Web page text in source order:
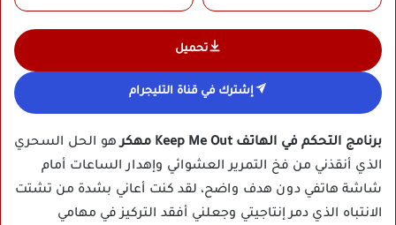
تحميل
إشترك في قناة التليجرام
برنامج التحكم في الهاتف Keep Me Out مهكر
هو الحل السحري
الذي أنقذني من فخ التمرير العشوائي وإهدار الساعات أمام
شاشة هاتفي دون هدف واضح، لقد كنت أعاني بشدة من تشتت
الانتباه الذي دمر إنتاجيتي وجعلني أفقد التركيز في مهامي